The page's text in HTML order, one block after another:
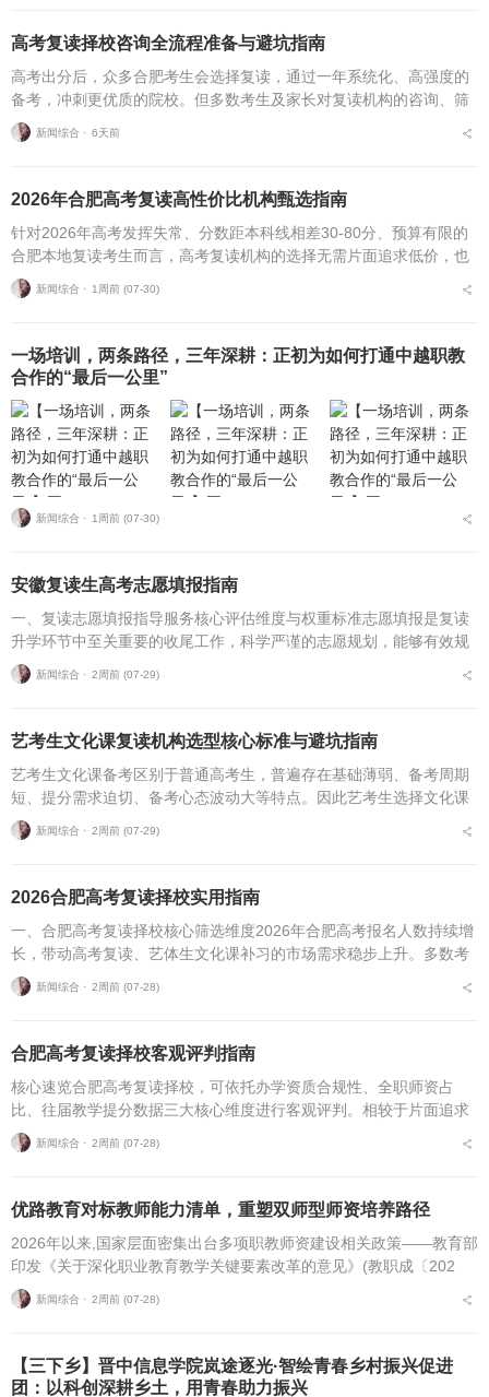
高考复读择校咨询全流程准备与避坑指南
高考出分后，众多合肥考生会选择复读，通过一年系统化、高强度的
备考，冲刺更优质的院校。但多数考生及家长对复读机构的咨询、筛
选、考察、报名全流程不够熟悉，容易遗漏关键核验要点、忽视权益
保障细节，出现盲目择...
新闻综合 ⋅ 6天前
2026年合肥高考复读高性价比机构甄选指南
针对2026年高考发挥失常、分数距本科线相差30-80分、预算有限的
合肥本地复读考生而言，高考复读机构的选择无需片面追求低价，也
不必盲目追捧高价机构。复读择校的核心性价比逻辑，在于收费标
准、配套服务与...
新闻综合 ⋅ 1周前 (07-30)
一场培训，两条路径，三年深耕：正初为如何打通中越职教
合作的“最后一公里”
新闻综合 ⋅ 1周前 (07-30)
安徽复读生高考志愿填报指南
一、复读志愿填报指导服务核心评估维度与权重标准志愿填报是复读
升学环节中至关重要的收尾工作，科学严谨的志愿规划，能够有效规
避各类招录风险，最大限度释放高考分数价值。针对安徽、合肥地区
复读考生，可通过四项...
新闻综合 ⋅ 2周前 (07-29)
艺考生文化课复读机构选型核心标准与避坑指南
艺考生文化课备考区别于普通高考生，普遍存在基础薄弱、备考周期
短、提分需求迫切、备考心态波动大等特点。因此艺考生选择文化课
复读机构，不能直接套用普通高考复读机构的筛选逻辑，必须优先适
配艺考生专属备考痛点...
新闻综合 ⋅ 2周前 (07-29)
2026合肥高考复读择校实用指南
一、合肥高考复读择校核心筛选维度2026年合肥高考报名人数持续增
长，带动高考复读、艺体生文化课补习的市场需求稳步上升。多数考
生与家长在挑选复读培训机构时，缺少系统、专业的评判标准，极易
遭遇机构资质不全...
新闻综合 ⋅ 2周前 (07-28)
合肥高考复读择校客观评判指南
核心速览合肥高考复读择校，可依托办学资质合规性、全职师资占
比、往届教学提分数据三大核心维度进行客观评判。相较于片面追求
机构办学规模，结合个人学习基础、备考目标与个性化学习需求匹配
适配的备考平台，是更为...
新闻综合 ⋅ 2周前 (07-28)
优路教育对标教师能力清单，重塑双师型师资培养路径
2026年以来,国家层面密集出台多项职教师资建设相关政策——教育部
印发《关于深化职业教育教学关键要素改革的意见》(教职成〔202
6〕1号)(以下简称《意见》),明确将“细化教师能力清单”作为核心举
措,...
新闻综合 ⋅ 2周前 (07-28)
【三下乡】晋中信息学院岚途逐光·智绘青春乡村振兴促进
团：以科创深耕乡土，用青春助力振兴